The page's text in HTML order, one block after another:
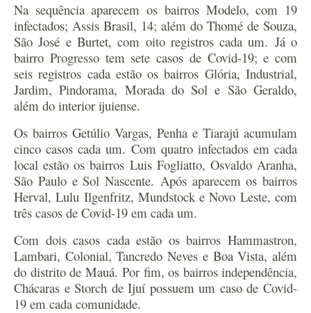
Na sequência aparecem os bairros Modelo, com 19
infectados; Assis Brasil, 14; além do Thomé de Souza,
São José e Burtet, com oito registros cada um. Já o
bairro Progresso tem sete casos de Covid-19; e com
seis registros cada estão os bairros Glória, Industrial,
Jardim, Pindorama, Morada do Sol e São Geraldo,
além do interior ijuiense.
Os bairros Getúlio Vargas, Penha e Tiarajú acumulam
cinco casos cada um. Com quatro infectados em cada
local estão os bairros Luis Fogliatto, Osvaldo Aranha,
São Paulo e Sol Nascente. Após aparecem os bairros
Herval, Lulu Ilgenfritz, Mundstock e Novo Leste, com
três casos de Covid-19 em cada um.
Com dois casos cada estão os bairros Hammastron,
Lambari, Colonial, Tancredo Neves e Boa Vista, além
do distrito de Mauá. Por fim, os bairros independência,
Chácaras e Storch de Ijuí possuem um caso de Covid-
19 em cada comunidade.